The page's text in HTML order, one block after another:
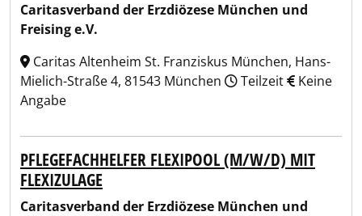
Caritasverband der Erzdiözese München und
Freising e.V.
Caritas Altenheim St. Franziskus München, Hans-
Mielich-Straße 4, 81543 München
Teilzeit
Keine
Angabe
PFLEGEFACHHELFER FLEXIPOOL (M/W/D) MIT
FLEXIZULAGE
Caritasverband der Erzdiözese München und